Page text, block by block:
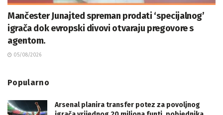
Mančester Junajted spreman prodati ‘specijalnog’
igrača dok evropski divovi otvaraju pregovore s
agentom.
05/08/2026
Popularno
Arsenal planira transfer potez za povoljnog